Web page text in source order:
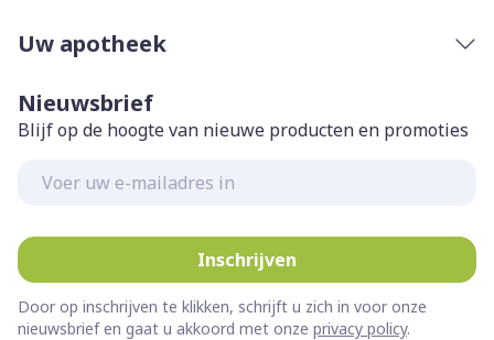
Uw apotheek
Nieuwsbrief
Blijf op de hoogte van nieuwe producten en promoties
Inschrijven
Door op inschrijven te klikken, schrijft u zich in voor onze
nieuwsbrief en gaat u akkoord met onze privacy policy.